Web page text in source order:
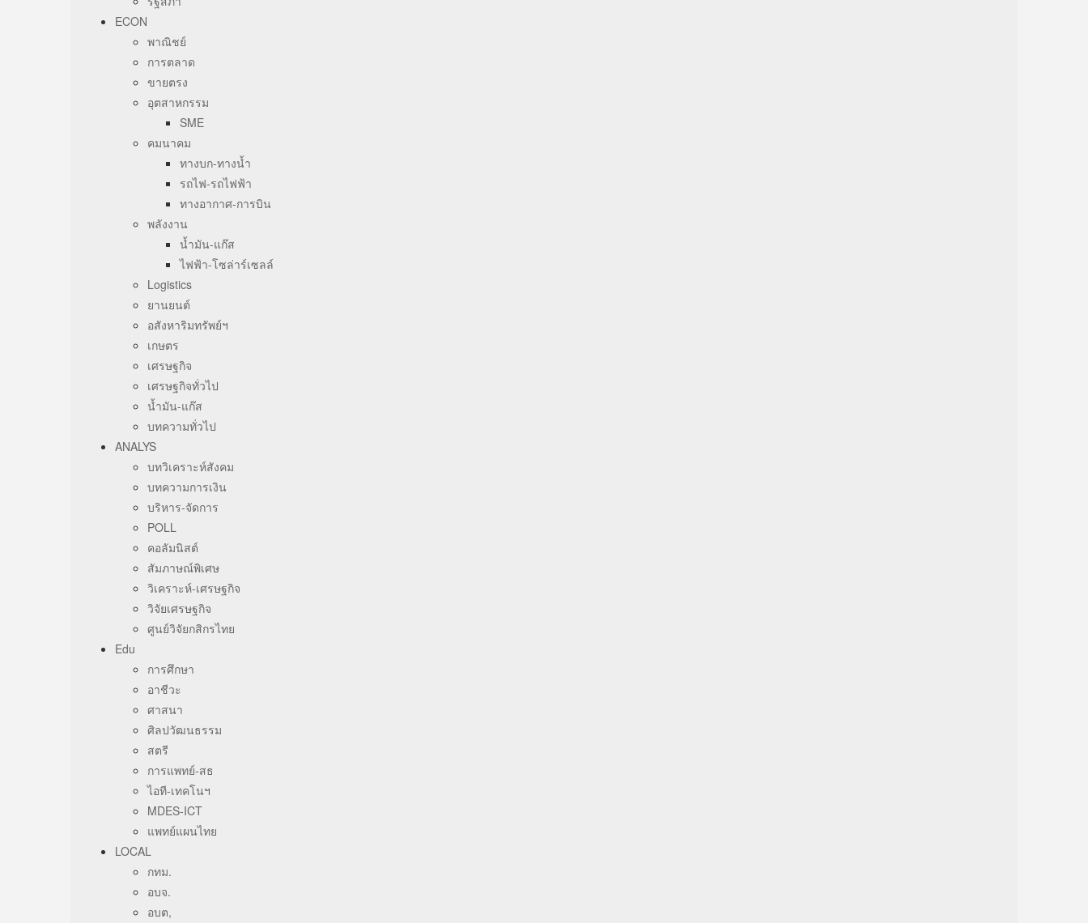
ECON
พาณิชย์
การตลาด
ขายตรง
อุตสาหกรรม
SME
คมนาคม
ทางบก-ทางน้ำ
รถไฟ-รถไฟฟ้า
ทางอากาศ-การบิน
พลังงาน
น้ำมัน-แก๊ส
ไฟฟ้า-โซล่าร์เซลล์
Logistics
ยานยนต์
อสังหาริมทรัพย์ฯ
เกษตร
เศรษฐกิจ
เศรษฐกิจทั่วไป
น้ำมัน-แก๊ส
บทความทั่วไป
ANALYS
บทวิเคราะห์สังคม
บทความการเงิน
บริหาร-จัดการ
POLL
คอลัมนิสต์
สัมภาษณ์พิเศษ
วิเคราะห์-เศรษฐกิจ
วิจัยเศรษฐกิจ
ศูนย์วิจัยกสิกรไทย
Edu
การศึกษา
อาชีวะ
ศาสนา
ศิลปวัฒนธรรม
สตรี
การแพทย์-สธ
ไอที-เทคโนฯ
MDES-ICT
แพทย์แผนไทย
LOCAL
กทม.
อบจ.
อบต,